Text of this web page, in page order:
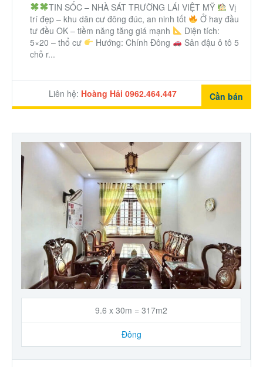
TIN SỐC – NHÀ SÁT TRƯỜNG LÁI VIỆT MỸ
Vị
trí đẹp – khu dân cư đông đúc, an ninh tốt
Ở hay đầu
tư đều OK – tiềm năng tăng giá mạnh
Diện tích:
5×20 – thổ cư
Hướng: Chính Đông
Sân đậu ô tô 5
chỗ r...
Liên hệ: Hoàng Hải 0962.464.447 Cần bán
9.6 x 30m = 317m2
Đông